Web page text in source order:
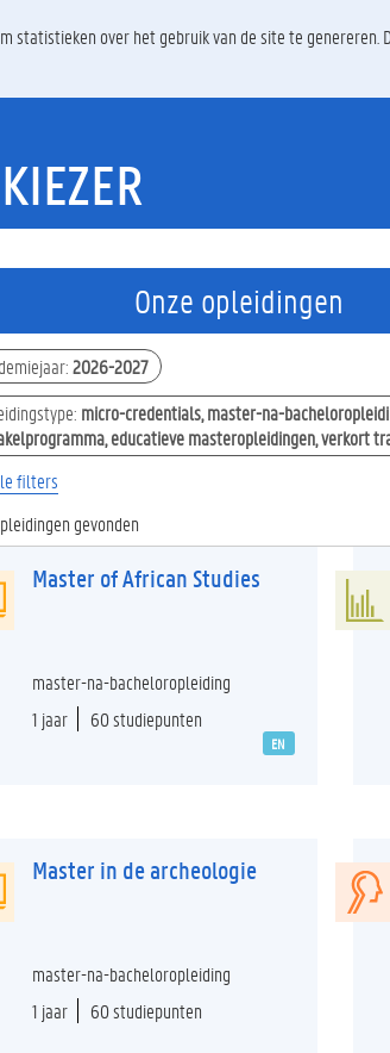
statistieken over het gebruik van de site te genereren.
Onze opleidingen
:2026-2027
: micro-credentials, master-na-
educatieve masteropleidingen, verkort
filters
gevonden
Master of African Studies
master-na-bacheloropleiding
1 jaar
60 studiepunten
EN
Master in de archeologie
master-na-bacheloropleiding
1 jaar
60 studiepunten